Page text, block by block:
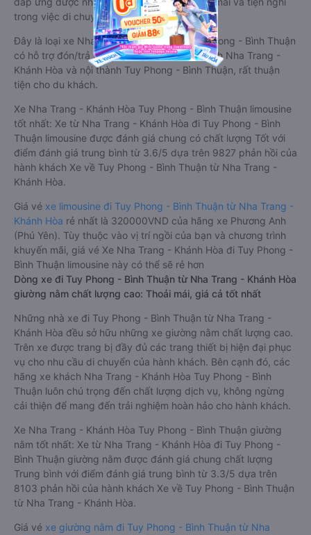
trong việc di chuyển.
Đây là loại xe Nha Trang - Khánh Hòa Tuy Phong - Bình Thuận
có hỗ trợ đón/trả tận nơi miễn phí tại nội thành Nha Trang -
Khánh Hòa và nội thành Tuy Phong - Bình Thuận, rất thuận
tiện cho du khách.
Xe Nha Trang - Khánh Hòa Tuy Phong - Bình Thuận limousine
tốt nhất: Xe từ Nha Trang - Khánh Hòa đi Tuy Phong - Bình
Thuận limousine được đánh giá chung có chất lượng Tốt với
điểm đánh giá trung bình từ 3.6/5 dựa trên 9827 phản hồi của
hành khách Xe về Tuy Phong - Bình Thuận từ Nha Trang -
Khánh Hòa.
Giá vé xe limousine đi Tuy Phong - Bình Thuận từ Nha Trang -
Khánh Hòa rẻ nhất là 320000VND của hãng xe Phương Anh
(Phú Yên). Tùy thuộc vào vị trí ngồi của bạn và chương trình
khuyến mãi, giá vé Xe Nha Trang - Khánh Hòa đi Tuy Phong -
Bình Thuận limousine này có thể sẽ rẻ hơn
Dòng xe đi Tuy Phong - Bình Thuận từ Nha Trang - Khánh Hòa
giường nằm chất lượng cao: Thoải mái, giá cả tốt nhất
Những nhà xe đi Tuy Phong - Bình Thuận từ Nha Trang -
Khánh Hòa đều sở hữu những xe giường nằm chất lượng cao.
Trên xe được trang bị đầy đủ các trang thiết bị hiện đại phục
vụ cho nhu cầu di chuyển của hành khách. Bên cạnh đó, các
hãng xe khách Nha Trang - Khánh Hòa Tuy Phong - Bình
Thuận luôn chú trọng đến chất lượng dịch vụ, không ngừng
cải thiện để mang đến trải nghiệm hoàn hảo cho hành khách.
Xe Nha Trang - Khánh Hòa Tuy Phong - Bình Thuận giường
nằm tốt nhất: Xe từ Nha Trang - Khánh Hòa đi Tuy Phong -
Bình Thuận giường nằm được đánh giá chung chất lượng
Trung bình với điểm đánh giá trung bình từ 3.3/5 dựa trên
8103 phản hồi của hành khách Xe về Tuy Phong - Bình Thuận
từ Nha Trang - Khánh Hòa.
Giá vé xe giường nằm đi Tuy Phong - Bình Thuận từ Nha